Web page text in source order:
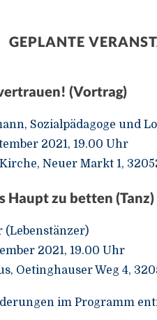
GEPLANTE
(Vortrag)
Sozialpädagoge und
2021, 19.00 Uhr
Neuer Markt 1,
Haupt zu betten (Tanz)
(Lebenstänzer)
2021, 19.00 Uhr
Oetinghauser Weg 4,
im Programm